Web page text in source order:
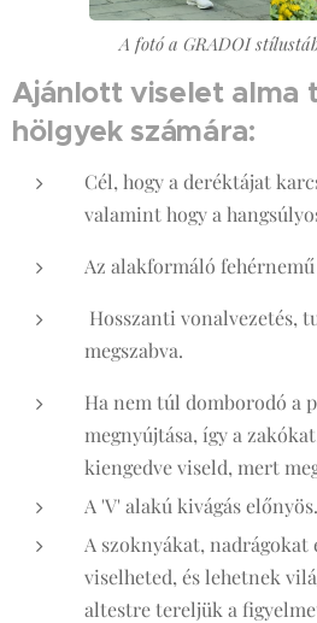
A fotó a GRADOI
Ajánlott viselet alma
hölgyek számára:
Cél, hogy a deréktájat
valamint hogy a
Az alakformáló
Hosszanti vonalvezetés,
megszabva.
Ha nem túl domborodó a
megnyújtása, így a
kiengedve viseld, mert
A 'V' alakú kivágás előnyös.
A szoknyákat,
viselheted, és lehetnek
altestre tereljük a